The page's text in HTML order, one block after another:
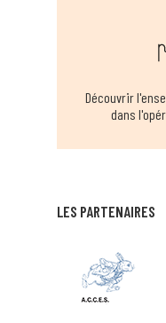
BIARS
STRUCTURE
cahors
EN SAVOIR PLUS
LES PARTENAIRES
Découvrir
dans